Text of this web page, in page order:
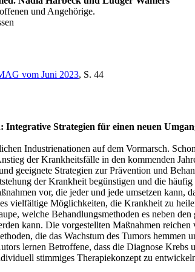
und Angehörige.
vom Juni 2023, S. 44
Integrative Strategien für einen neuen
Industrienationen auf dem Vormarsch.
der Krankheitsfälle in den kommenden
geeignete Strategien zur Prävention und
der Krankheit begünstigen und die
vor, die jeder und jede umsetzen
vielfältige Möglichkeiten, die Krankheit zu
welche Behandlungsmethoden es neben
kann. Die vorgestellten Maßnahmen
die das Wachstum des Tumors
lernen Betroffene, dass die Diagnose
stimmiges Therapiekonzept zu